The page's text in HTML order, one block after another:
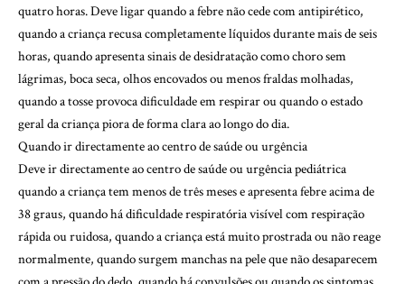
quatro horas. Deve ligar quando a febre não cede com antipirético,
quando a criança recusa completamente líquidos durante mais de seis
horas, quando apresenta sinais de desidratação como choro sem
lágrimas, boca seca, olhos encovados ou menos fraldas molhadas,
quando a tosse provoca dificuldade em respirar ou quando o estado
geral da criança piora de forma clara ao longo do dia.
Quando ir directamente ao centro de saúde ou urgência
Deve ir directamente ao centro de saúde ou urgência pediátrica
quando a criança tem menos de três meses e apresenta febre acima de
38 graus, quando há dificuldade respiratória visível com respiração
rápida ou ruidosa, quando a criança está muito prostrada ou não reage
normalmente, quando surgem manchas na pele que não desaparecem